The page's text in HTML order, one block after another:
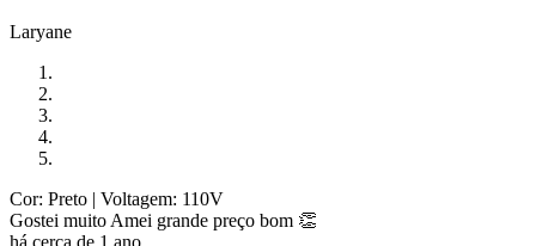
Laryane
Cor: Preto | Voltagem: 110V
Gostei muito Amei grande preço bom 👏
há cerca de 1 ano